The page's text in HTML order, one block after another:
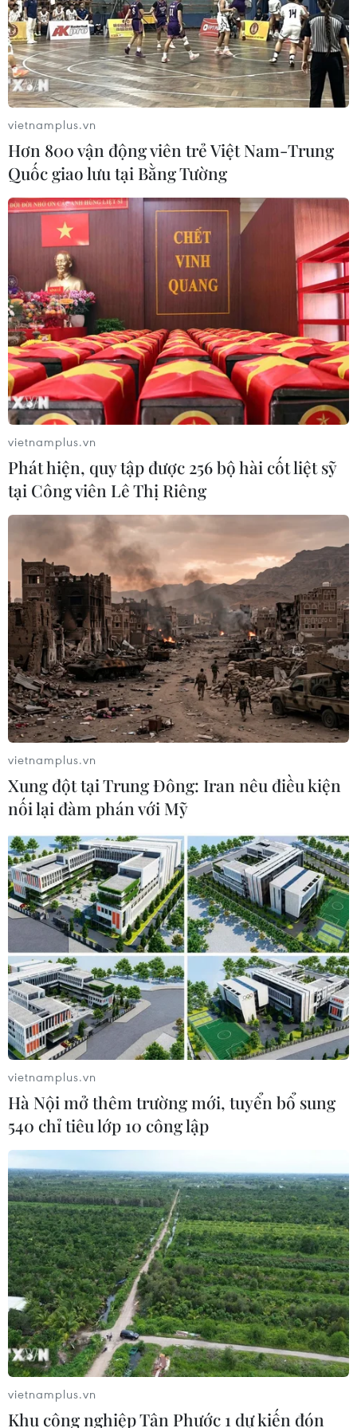
vietnamplus.vn
Hơn 800 vận động viên trẻ Việt Nam-Trung
Quốc giao lưu tại Bằng Tường
vietnamplus.vn
Phát hiện, quy tập được 256 bộ hài cốt liệt sỹ
tại Công viên Lê Thị Riêng
vietnamplus.vn
Xung đột tại Trung Đông: Iran nêu điều kiện
nối lại đàm phán với Mỹ
vietnamplus.vn
Hà Nội mở thêm trường mới, tuyển bổ sung
540 chỉ tiêu lớp 10 công lập
vietnamplus.vn
Khu công nghiệp Tân Phước 1 dự kiến đón